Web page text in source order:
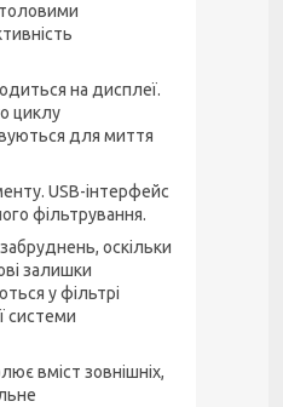
на дисплеї.
циклу
для миття
USB-інтерфейс
фільтрування.
оскільки
залишки
у фільтрі
системи
вміст зовнішніх,